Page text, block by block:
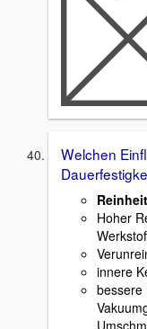
Welchen
Hoher
innere
bessere